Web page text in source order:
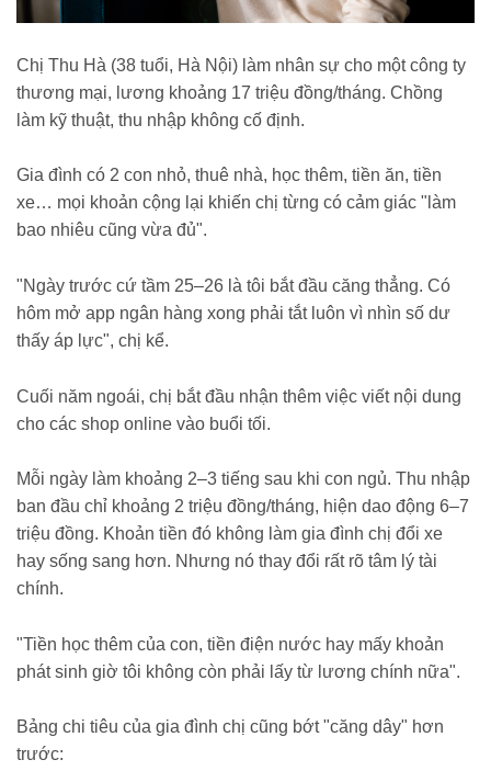
Chị Thu Hà (38 tuổi, Hà Nội) làm nhân sự cho một công ty
thương mại, lương khoảng 17 triệu đồng/tháng. Chồng
làm kỹ thuật, thu nhập không cố định.
Gia đình có 2 con nhỏ, thuê nhà, học thêm, tiền ăn, tiền
xe… mọi khoản cộng lại khiến chị từng có cảm giác "làm
bao nhiêu cũng vừa đủ".
"Ngày trước cứ tầm 25–26 là tôi bắt đầu căng thẳng. Có
hôm mở app ngân hàng xong phải tắt luôn vì nhìn số dư
thấy áp lực", chị kể.
Cuối năm ngoái, chị bắt đầu nhận thêm việc viết nội dung
cho các shop online vào buổi tối.
Mỗi ngày làm khoảng 2–3 tiếng sau khi con ngủ. Thu nhập
ban đầu chỉ khoảng 2 triệu đồng/tháng, hiện dao động 6–7
triệu đồng. Khoản tiền đó không làm gia đình chị đổi xe
hay sống sang hơn. Nhưng nó thay đổi rất rõ tâm lý tài
chính.
"Tiền học thêm của con, tiền điện nước hay mấy khoản
phát sinh giờ tôi không còn phải lấy từ lương chính nữa".
Bảng chi tiêu của gia đình chị cũng bớt "căng dây" hơn
trước: